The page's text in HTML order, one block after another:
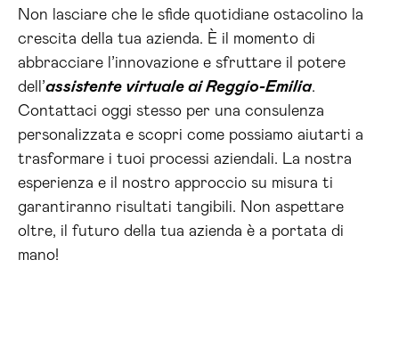
Non lasciare che le sfide quotidiane ostacolino la
crescita della tua azienda. È il momento di
abbracciare l’innovazione e sfruttare il potere
dell’assistente virtuale ai Reggio-Emilia.
Contattaci oggi stesso per una consulenza
personalizzata e scopri come possiamo aiutarti a
trasformare i tuoi processi aziendali. La nostra
esperienza e il nostro approccio su misura ti
garantiranno risultati tangibili. Non aspettare
oltre, il futuro della tua azienda è a portata di
mano!